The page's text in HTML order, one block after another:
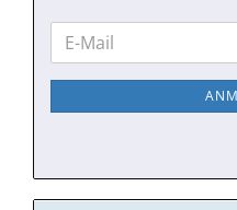
WEITER
ZUR
NEWSLETTER-
E-
Mail